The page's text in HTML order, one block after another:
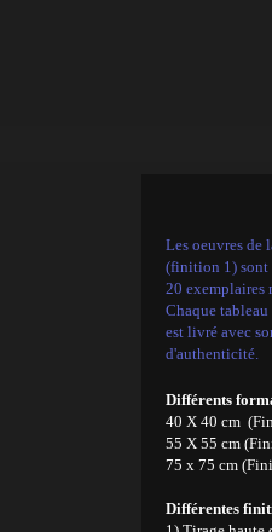
Les oeuvres de
(finition 1) sont
20 exemplaires
Chaque tableau
est livré avec
d'authenticité.
Différents
40 X 40 cm
55 X 55 cm
75 x 75 cm
Différentes